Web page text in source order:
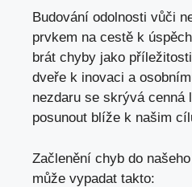
Budování odolnosti vůči
prvkem na cestě k
brát chyby jako
dveře k inovaci a
nezdaru se skrývá cenná
posunout blíže k našim
Začlenění chyb do
může vypadat takto: